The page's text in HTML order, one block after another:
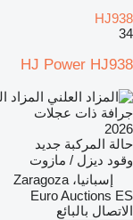
HJ938
34
HJ Power HJ938
المزاد
جرافة ذات عجلات
2026
حالة المركبة جديد
وقود ديزل / مازوت
إسبانيا، Zaragoza
Euro Auctions ES
الاتصال بالبائع